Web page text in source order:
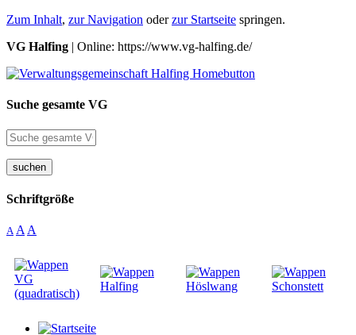
Zum Inhalt, zur Navigation oderzur Startseite springen.
VG Halfing | Online: https://www.vg-halfing.de/
Suche gesamte VG
suchen
Schriftgröße
A A A